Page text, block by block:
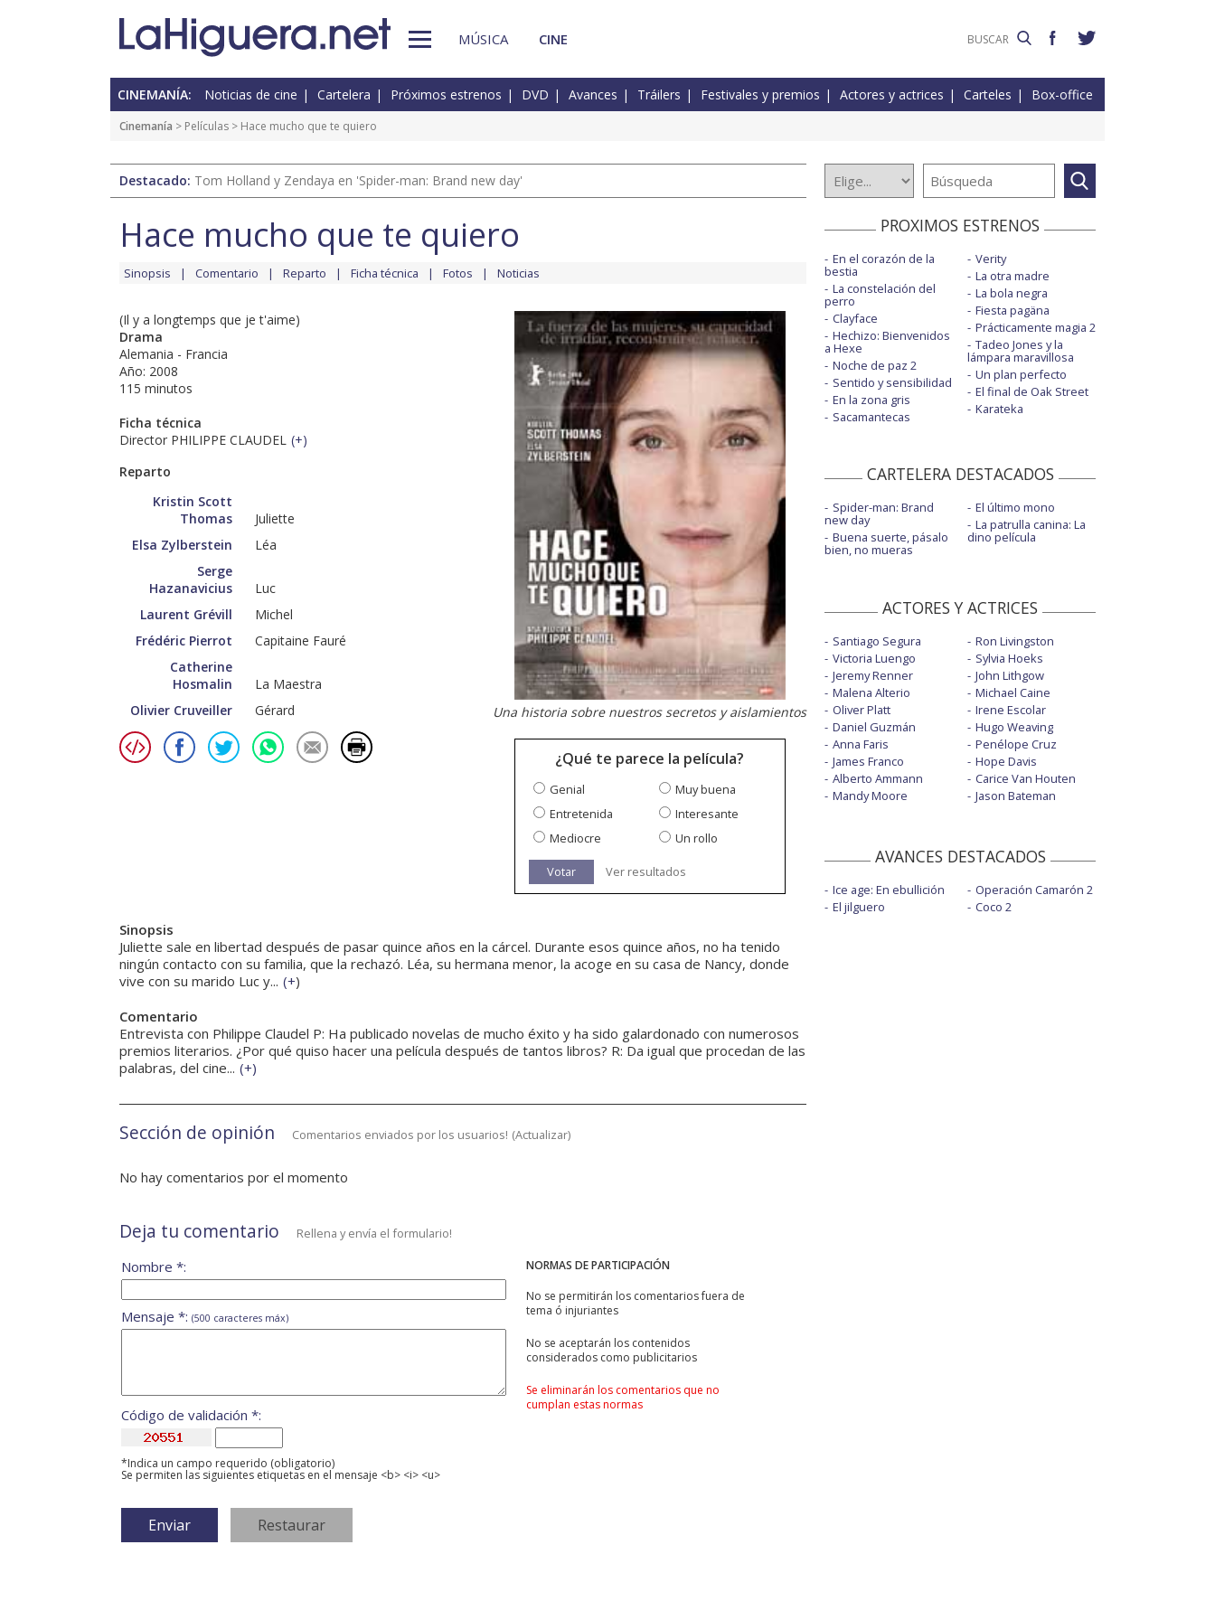
MÚSICA CINE
CINEMANÍA: Noticias de cine Cartelera Próximos estrenos DVD Avances Tráilers Festivales y premios Actores y actrices Carteles Box-office
Cinemanía > Películas > Hace mucho que te quiero
Destacado: Tom Holland y Zendaya en 'Spider-man: Brand new day'
Hace mucho que te quiero
Sinopsis Comentario Reparto Ficha técnica Fotos Noticias
(Il y a longtemps que je t'aime)
Drama
Alemania - Francia
Año: 2008
115 minutos
Ficha técnica
Director PHILIPPE CLAUDEL (+)
Reparto
Kristin Scott
Thomas
Juliette
Elsa Zylberstein
Léa
Serge
Hazanavicius
Luc
Laurent Grévill
Michel
Frédéric Pierrot
Capitaine Fauré
Catherine
Hosmalin
La Maestra
Olivier Cruveiller
Gérard Una historia sobre nuestros secretos y aislamientos
¿Qué te parece la película?
Genial
Muy buena
Entretenida
Interesante
Mediocre
Un rollo
Votar Ver resultados
Sinopsis
Juliette sale en libertad después de pasar quince años en la cárcel. Durante esos quince años, no ha tenido
ningún contacto con su familia, que la rechazó. Léa, su hermana menor, la acoge en su casa de Nancy, donde
vive con su marido Luc y... (+)
Comentario
Entrevista con Philippe Claudel P: Ha publicado novelas de mucho éxito y ha sido galardonado con numerosos
premios literarios. ¿Por qué quiso hacer una película después de tantos libros? R: Da igual que procedan de las
palabras, del cine... (+)
Sección de opinión Comentarios enviados por los usuarios! (Actualizar)
No hay comentarios por el momento
Deja tu comentario Rellena y envía el formulario!
NORMAS DE PARTICIPACIÓN
No se permitirán los comentarios fuera de
tema ó injuriantes
No se aceptarán los contenidos
considerados como publicitarios
Se eliminarán los comentarios que no
cumplan estas normas
Nombre *:
Mensaje *: (500 caracteres máx)
Código de validación *:
*Indica un campo requerido (obligatorio)
Se permiten las siguientes etiquetas en el mensaje <b> <i> <u>
PROXIMOS ESTRENOS
En el corazón de la
bestia
La constelación del
perro
Clayface
Hechizo: Bienvenidos
a Hexe
Noche de paz 2
Sentido y sensibilidad
En la zona gris
Sacamantecas
Verity
La otra madre
La bola negra
Fiesta pagäna
Prácticamente magia 2
Tadeo Jones y la
lámpara maravillosa
Un plan perfecto
El final de Oak Street
Karateka
CARTELERA DESTACADOS
Spider-man: Brand
new day
Buena suerte, pásalo
bien, no mueras
El último mono
La patrulla canina: La
dino película
ACTORES Y ACTRICES
Santiago Segura
Victoria Luengo
Jeremy Renner
Malena Alterio
Oliver Platt
Daniel Guzmán
Anna Faris
James Franco
Alberto Ammann
Mandy Moore
Ron Livingston
Sylvia Hoeks
John Lithgow
Michael Caine
Irene Escolar
Hugo Weaving
Penélope Cruz
Hope Davis
Carice Van Houten
Jason Bateman
AVANCES DESTACADOS
Ice age: En ebullición
El jilguero
Operación Camarón 2
Coco 2